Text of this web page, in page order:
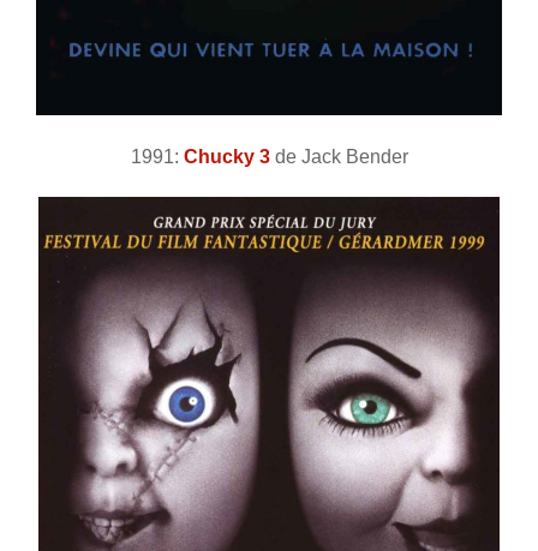
1991: Chucky 3de Jack Bender